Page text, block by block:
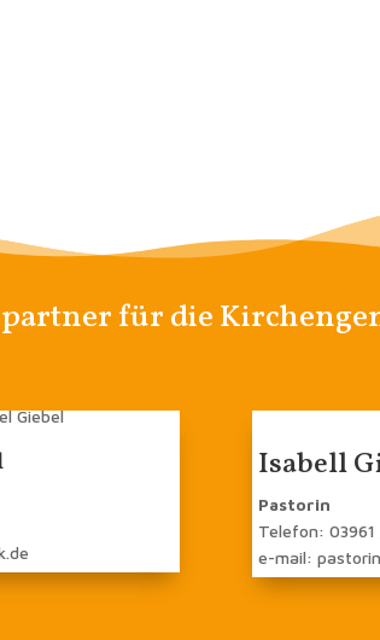
für die
Isabell
Pastorin
Telefon:
e-mail: